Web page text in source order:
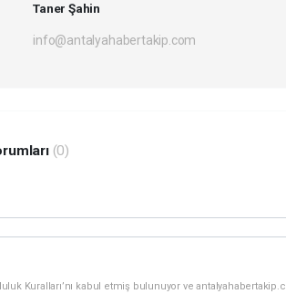
Taner Şahin
info@antalyahabertakip.com
(0)
Kuralları’nı kabul etmiş bulunuyor ve